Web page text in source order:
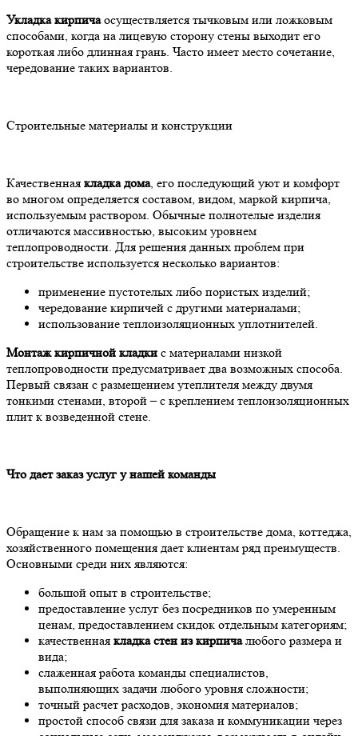
Укладка кирпичаосуществляется тычковым или ложковым
способами, когда на лицевую сторону стены выходит его
короткая либо длинная грань. Часто имеет место сочетание,
чередование таких вариантов.
Строительные материалы и конструкции
Качественная кладка дома, его последующий уют и комфорт
во многом определяется составом, видом, маркой кирпича,
используемым раствором. Обычные полнотелые изделия
отличаются массивностью, высоким уровнем
теплопроводности. Для решения данных проблем при
строительстве используется несколько вариантов:
применение пустотелых либо пористых изделий;
чередование кирпичей с другими материалами;
использование теплоизоляционных уплотнителей.
Монтаж кирпичной кладки с материалами низкой
теплопроводности предусматривает два возможных способа.
Первый связан с размещением утеплителя между двумя
тонкими стенами, второй – с креплением теплоизоляционных
плит к возведенной стене.
Что дает заказ услугунашей команды
Обращение к нам за помощью в строительстве дома, коттеджа,
хозяйственного помещения дает клиентам ряд преимуществ.
Основными среди них являются:
большой опыт в строительстве;
предоставление услуг без посредников по умеренным
ценам, предоставлением скидок отдельным категориям;
качественная кладка стен из кирпичалюбого размера и
вида;
слаженная работа команды специалистов,
выполняющих задачи любого уровня сложности;
точный расчет расходов, экономия материалов;
простой способ связи для заказа и коммуникации через